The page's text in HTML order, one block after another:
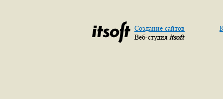
Создание сайтов
Веб-студия itsoft